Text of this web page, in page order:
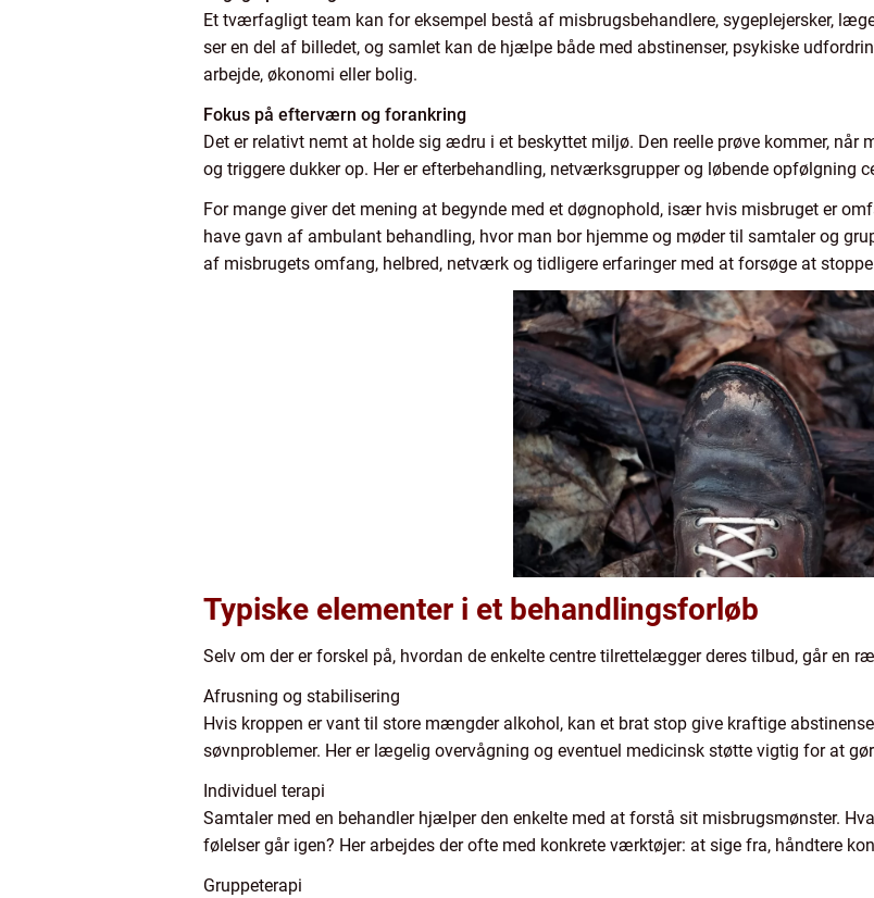
Et tværfagligt team kan for eksempel bestå af misbrugsbehandlere, sygeplejersker,
ser en del af billedet, og samlet kan de hjælpe både med abstinenser, psykiske
arbejde, økonomi eller bolig.
Fokus på efterværn og forankring
Det er relativt nemt at holde sig ædru i et beskyttet miljø. Den reelle prøve kommer, når
og triggere dukker op. Her er efterbehandling, netværksgrupper og løbende opfølgning
For mange giver det mening at begynde med et døgnophold, især hvis misbruget er
have gavn af ambulant behandling, hvor man bor hjemme og møder til samtaler og
af misbrugets omfang, helbred, netværk og tidligere erfaringer med at forsøge at
Typiske elementer i et behandlingsforløb
Selv om der er forskel på, hvordan de enkelte centre tilrettelægger deres tilbud, går en
Afrusning og stabilisering
Hvis kroppen er vant til store mængder alkohol, kan et brat stop give kraftige
søvnproblemer. Her er lægelig overvågning og eventuel medicinsk støtte vigtig for at
Individuel terapi
Samtaler med en behandler hjælper den enkelte med at forstå sit misbrugsmønster.
følelser går igen? Her arbejdes der ofte med konkrete værktøjer: at sige fra, håndtere
Gruppeterapi